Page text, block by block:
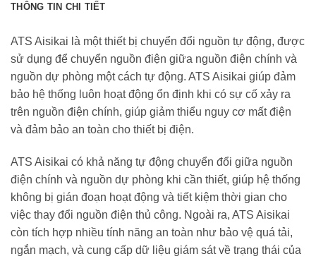
THÔNG TIN CHI TIẾT
ATS Aisikai là một thiết bị chuyển đổi nguồn tự động, được
sử dụng để chuyển nguồn điện giữa nguồn điện chính và
nguồn dự phòng một cách tự động. ATS Aisikai giúp đảm
bảo hệ thống luôn hoạt động ổn định khi có sự cố xảy ra
trên nguồn điện chính, giúp giảm thiểu nguy cơ mất điện
và đảm bảo an toàn cho thiết bị điện.
ATS Aisikai có khả năng tự động chuyển đổi giữa nguồn
điện chính và nguồn dự phòng khi cần thiết, giúp hệ thống
không bị gián đoạn hoạt động và tiết kiệm thời gian cho
việc thay đổi nguồn điện thủ công. Ngoài ra, ATS Aisikai
còn tích hợp nhiều tính năng an toàn như bảo vệ quá tải,
ngắn mạch, và cung cấp dữ liệu giám sát về trạng thái của